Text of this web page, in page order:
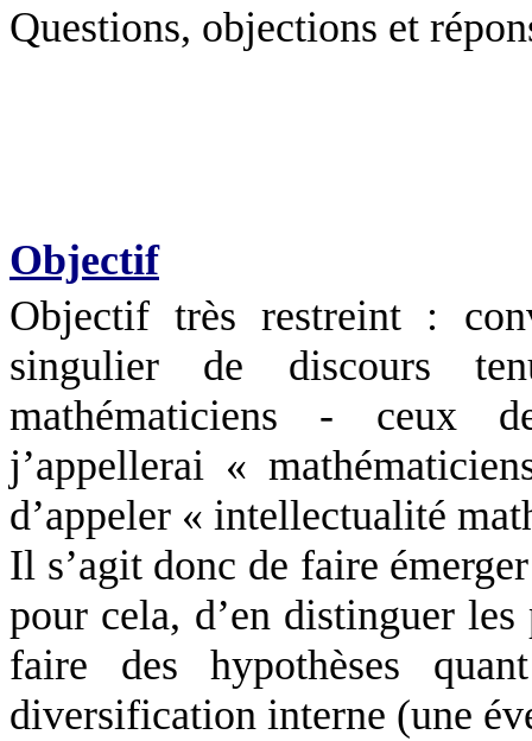
Questions, objections et
Objectif
Objectif très restreint :
singulier de discours
mathématiciens - ceux
j’appellerai «
d’appeler « intellectualité
Il s’agit donc de faire
pour cela, d’en distinguer
faire des hypothèses
diversification interne (une